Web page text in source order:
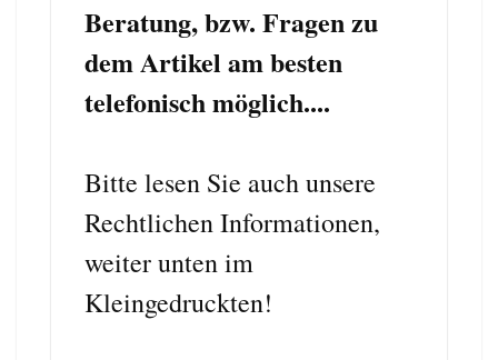
Beratung, bzw. Fragen zu
dem Artikel am besten
telefonisch möglich....
Bitte lesen Sie auch unsere
Rechtlichen Informationen,
weiter unten im
Kleingedruckten!